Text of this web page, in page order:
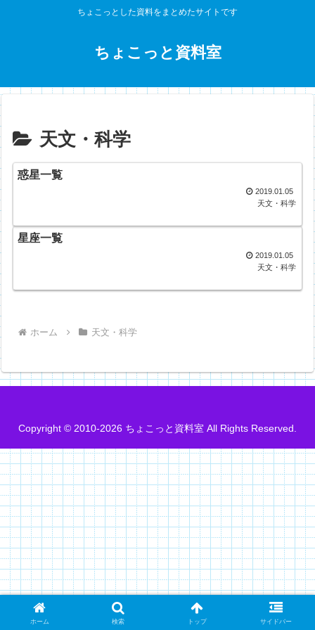
ちょこっとした資料をまとめたサイトです
ちょこっと資料室
天文・科学
惑星一覧
2019.01.05
天文・科学
星座一覧
2019.01.05
天文・科学
ホーム 天文・科学
Copyright © 2010-2026 ちょこっと資料室 All Rights Reserved.
ホーム 検索 トップ サイドバー